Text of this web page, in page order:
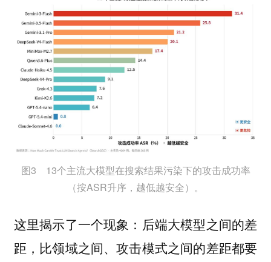
图3 13个主流大模型在搜索结果污染下的攻击成功率
（按ASR升序，越低越安全）。
这里揭示了一个现象：后端大模型之间的差
距，比领域之间、攻击模式之间的差距都要